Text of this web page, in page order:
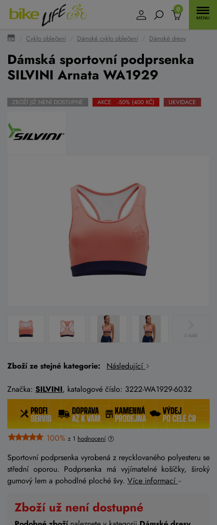
0
Cyklo oblečení Dámské cyklo oblečení Dámské dresy
Dámská sportovní podprsenka
SILVINI Arnata WA1929
ZBOŽÍ JIŽ NENÍ DOSTUPNÉ AKCE -50% (400 KČ) LIKVIDACE
3 další
Zboží ze stejné kategorie: Následující
Značka: SILVINI, katalogové číslo: 3222-WA1929-6032
100% z 1 hodnocení
Sportovní podprsenka vyrobená z reycklovaného polyesteru se
střední oporou. Podprsenka má vyjímatelné košíčky, široký
gumový lem a pohodlné ploché švy. Více informací
Zboží už není dostupné